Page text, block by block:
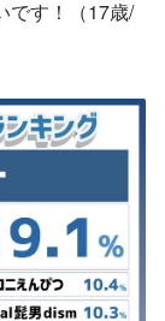
です！（17歳/